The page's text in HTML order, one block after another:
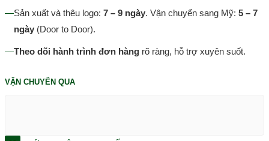
—Sản xuất và thêu logo: 7 – 9 ngày. Vận chuyển sang Mỹ: 5 – 7
ngày (Door to Door).
—Theo dõi hành trình đơn hàng rõ ràng, hỗ trợ xuyên suốt.
VẬN CHUYỂN QUA